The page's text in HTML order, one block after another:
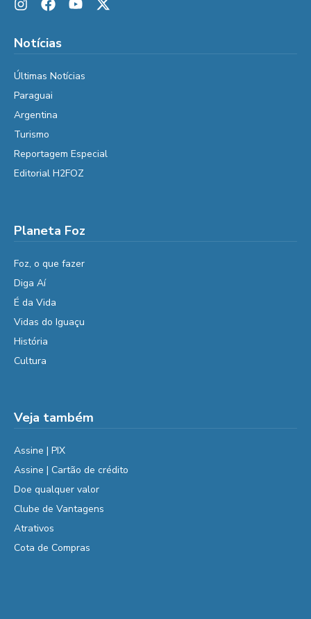
Notícias
Últimas Notícias
Paraguai
Argentina
Turismo
Reportagem Especial
Editorial H2FOZ
Planeta Foz
Foz, o que fazer
Diga Aí
É da Vida
Vidas do Iguaçu
História
Cultura
Veja também
Assine | PIX
Assine | Cartão de crédito
Doe qualquer valor
Clube de Vantagens
Atrativos
Cota de Compras